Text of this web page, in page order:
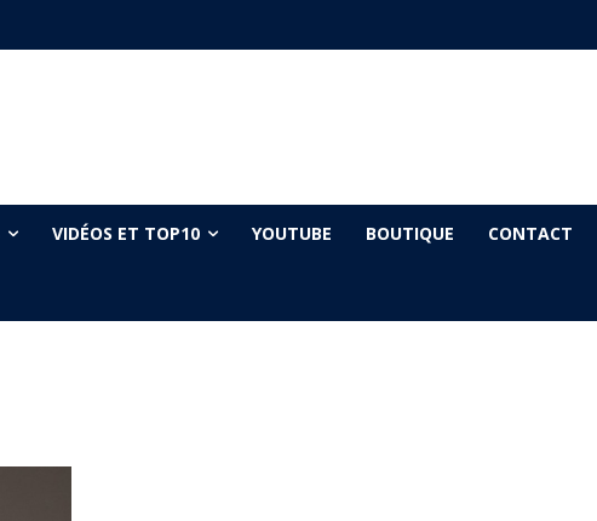
VIDÉOS ET TOP10 YOUTUBE BOUTIQUE CONTACT